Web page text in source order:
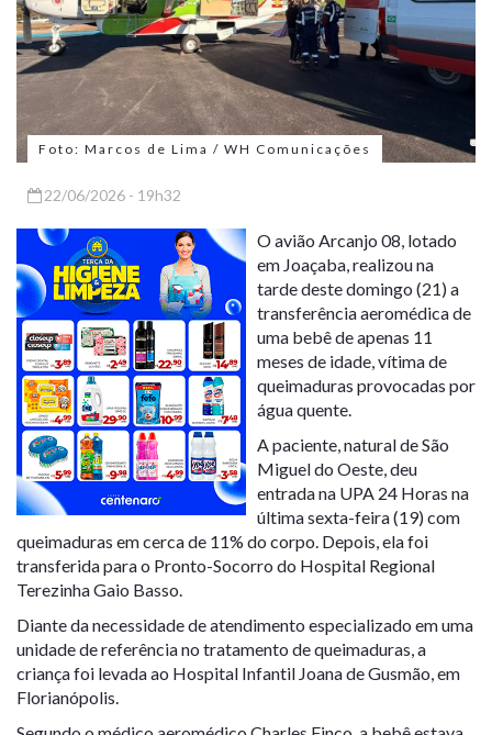
Foto: Marcos de Lima / WH Comunicações
22/06/2026 - 19h32
O avião Arcanjo 08, lotado
em Joaçaba, realizou na
tarde deste domingo (21) a
transferência aeromédica de
uma bebê de apenas 11
meses de idade, vítima de
queimaduras provocadas por
água quente.
A paciente, natural de São
Miguel do Oeste, deu
entrada na UPA 24 Horas na
última sexta-feira (19) com
queimaduras em cerca de 11% do corpo. Depois, ela foi
transferida para o Pronto-Socorro do Hospital Regional
Terezinha Gaio Basso.
Diante da necessidade de atendimento especializado em uma
unidade de referência no tratamento de queimaduras, a
criança foi levada ao Hospital Infantil Joana de Gusmão, em
Florianópolis.